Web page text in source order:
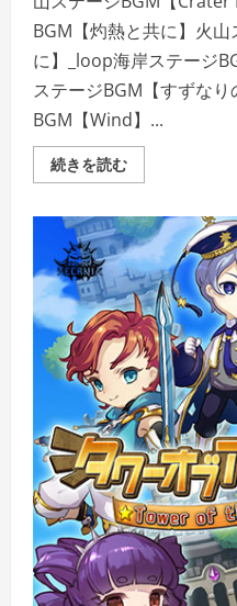
BGM【灼熱と共に】火
に】_loop海岸ステージ
ステージBGM【すずな
BGM【Wind】...
続きを読むタ
ワ
ブ
ア
プ
リ
ヴ
ァ
ル
サ
ウ
ン
ド
ト
ラ
ッ
ク
パ
ッ
ク
の
詳
細
を
ご
覧
く